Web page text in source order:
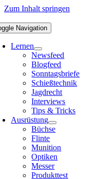
Zum Inhalt springen
Navigation
Lernen
Newsfeed
Blogfeed
Sonntagsbriefe
Schießtechnik
Jagdrecht
Interviews
Tips & Tricks
Ausrüstung
Büchse
Flinte
Munition
Optiken
Messer
Produkttest